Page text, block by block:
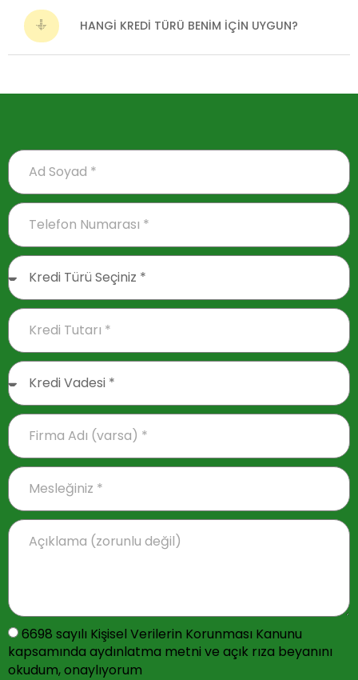
HANGI KREDI TÜRÜ BENIM IÇIN UYGUN?
6698 sayılı Kişisel Verilerin Korunması Kanunu
kapsamında aydınlatma metni ve açık rıza beyanını
okudum, onaylıyorum